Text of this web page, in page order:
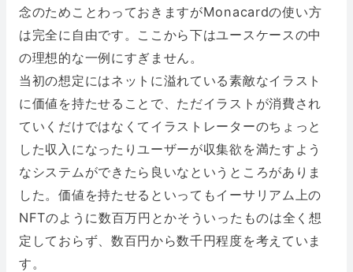
念のためことわっておきますがMonacardの使い方
は完全に自由です。ここから下はユースケースの中
の理想的な一例にすぎません。
当初の想定にはネットに溢れている素敵なイラスト
に価値を持たせることで、ただイラストが消費され
ていくだけではなくてイラストレーターのちょっと
した収入になったりユーザーが収集欲を満たすよう
なシステムができたら良いなというところがありま
した。価値を持たせるといってもイーサリアム上の
NFTのように数百万円とかそういったものは全く想
定しておらず、数百円から数千円程度を考えていま
す。